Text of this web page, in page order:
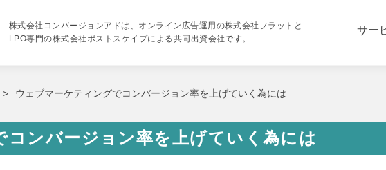
株式会社コンバージョンアドは、オンライン広告運用の株式会社フラットと
LPO専門の株式会社ポストスケイプによる共同出資会社です。
サー
ウェブマーケティングでコンバージョン率を上げていく為には
コンバージョン率を上げていく為には